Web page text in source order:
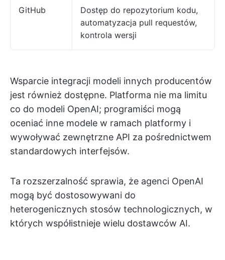
GitHub
Dostęp do repozytorium kodu,
automatyzacja pull requestów,
kontrola wersji
Wsparcie integracji modeli innych producentów
jest również dostępne. Platforma nie ma limitu
co do modeli OpenAI; programiści mogą
oceniać inne modele w ramach platformy i
wywoływać zewnętrzne API za pośrednictwem
standardowych interfejsów.
Ta rozszerzalność sprawia, że agenci OpenAI
mogą być dostosowywani do
heterogenicznych stosów technologicznych, w
których współistnieje wielu dostawców AI.